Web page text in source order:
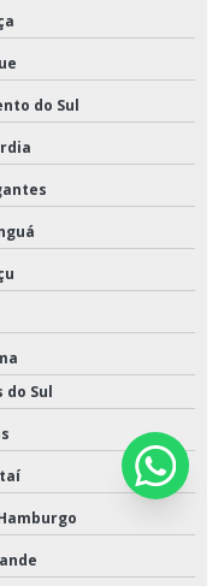
paulo
do Sul
do Sul